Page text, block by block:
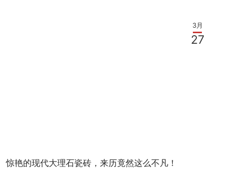
惊艳的现代大理石瓷砖，来历竟然这么不凡！
3月
27